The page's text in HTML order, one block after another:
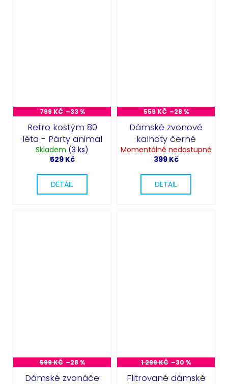
799 KČ –33 %
Retro kostým 80
léta - Párty animal
Skladem (3 ks)
529 Kč
DETAIL
559 KČ –28 %
Dámské zvonové
kalhoty černé
Momentálně nedostupné
399 Kč
DETAIL
599 KČ –28 %
Dámské zvonáče
1 299 KČ –30 %
Flitrované dámské